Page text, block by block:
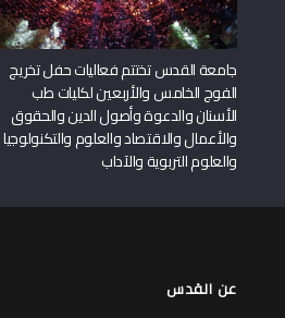
جامعة القدس تختتم فعاليات حفل تخريج
الفوج الخامس والأربعين لكليات طب
الأسنان والدعوة وأصول الدين والحقوق
والأعمال والاقتصاد والعلوم والتكنولوجيا
والعلوم التربوية والآداب
عن القدس